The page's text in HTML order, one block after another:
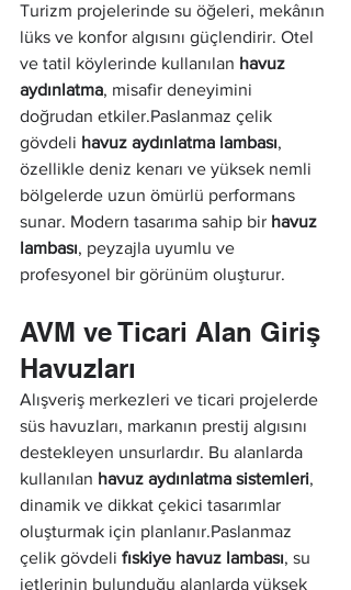
Turizm projelerinde su öğeleri, mekânın
lüks ve konfor algısını güçlendirir. Otel
ve tatil köylerinde kullanılan havuz
aydınlatma, misafir deneyimini
doğrudan etkiler.Paslanmaz çelik
gövdeli havuz aydınlatma lambası,
özellikle deniz kenarı ve yüksek nemli
bölgelerde uzun ömürlü performans
sunar. Modern tasarıma sahip bir havuz
lambası, peyzajla uyumlu ve
profesyonel bir görünüm oluşturur.
AVM ve Ticari Alan Giriş
Havuzları
Alışveriş merkezleri ve ticari projelerde
süs havuzları, markanın prestij algısını
destekleyen unsurlardır. Bu alanlarda
kullanılan havuz aydınlatma sistemleri,
dinamik ve dikkat çekici tasarımlar
oluşturmak için planlanır.Paslanmaz
çelik gövdeli fıskiye havuz lambası, su
jetlerinin bulunduğu alanlarda yüksek